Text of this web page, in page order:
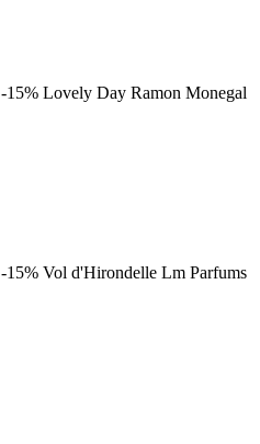
-15% Lovely Day Ramon Monegal
-15% Vol d'Hirondelle Lm Parfums